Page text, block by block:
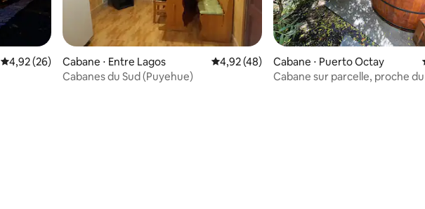
Évaluation moyenne sur la base de 26 commentaires : 4,92 sur 5
4,92 (26)
Cabane ⋅ Entre Lagos Évaluation moyenne sur la base de 48
4,92 (48)
Cabanes du Sud (Puyehue)
Cabane ⋅ Puerto Octay
Cabane sur parcelle, proche